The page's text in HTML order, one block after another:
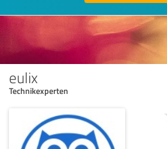
eulix
Technikexperten